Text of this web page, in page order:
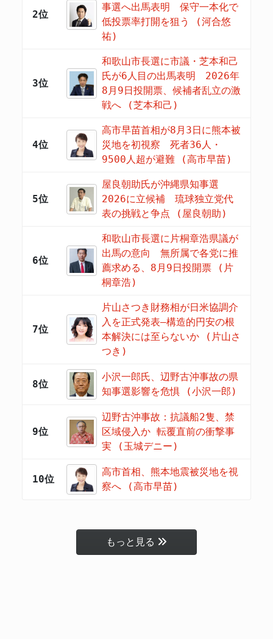
2位
事選へ出馬表明 保守一本化で
低投票率打開を狙う (河合悠
祐)
3位
和歌山市長選に市議・芝本和己
氏が6人目の出馬表明 2026年
8月9日投開票、候補者乱立の激
戦へ (芝本和己)
4位
高市早苗首相が8月3日に熊本被
災地を初視察 死者36人・
9500人超が避難 (高市早苗)
5位
屋良朝助氏が沖縄県知事選
2026に立候補 琉球独立党代
表の挑戦と争点 (屋良朝助)
6位
和歌山市長選に片桐章浩県議が
出馬の意向 無所属で各党に推
薦求める、8月9日投開票 (片
桐章浩)
7位
片山さつき財務相が日米協調介
入を正式発表―構造的円安の根
本解決には至らないか (片山さ
つき)
8位
小沢一郎氏、辺野古沖事故の県
知事選影響を危惧 (小沢一郎)
9位
辺野古沖事故：抗議船2隻、禁
区域侵入か 転覆直前の衝撃事
実 (玉城デニー)
10位
高市首相、熊本地震被災地を視
察へ (高市早苗)
もっと見る